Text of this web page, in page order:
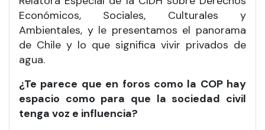
Económicos, Sociales, Culturales y
Ambientales, y le presentamos el panorama
de Chile y lo que significa vivir privados de
agua.
¿Te parece que en foros como la COP hay
espacio como para que la sociedad civil
tenga voz e influencia?